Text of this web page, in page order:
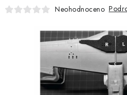
PLASTIKOVÉ MODELY
DOPLŇKY K MODELŮM
BARVY A POMŮCKY
Neohodnoceno